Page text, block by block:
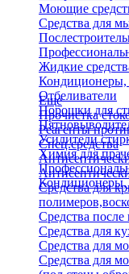
Моющие
Средства для
Жидкие
Кондиционеры,
Отбеливатели
Порошки для
Усилители
Химия для
Кондиционеры,
Еще
Прочистка
Реагенты
Спец.средства
Средства для
Средства после
Средства для
Средства для
Средства для